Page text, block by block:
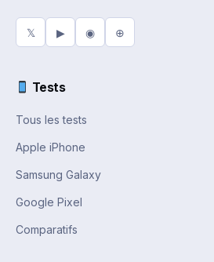
𝕏 ▶ ◉ ⊕
Tests
Tous les tests
Apple iPhone
Samsung Galaxy
Google Pixel
Comparatifs